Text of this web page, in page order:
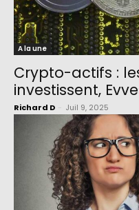
A la une
Crypto-actifs :
investissent,
Richard D Juil 9, 2025